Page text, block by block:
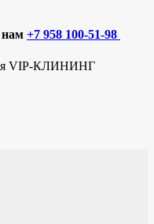
нам +7 958 100-51-98
VIP-КЛИНИНГ